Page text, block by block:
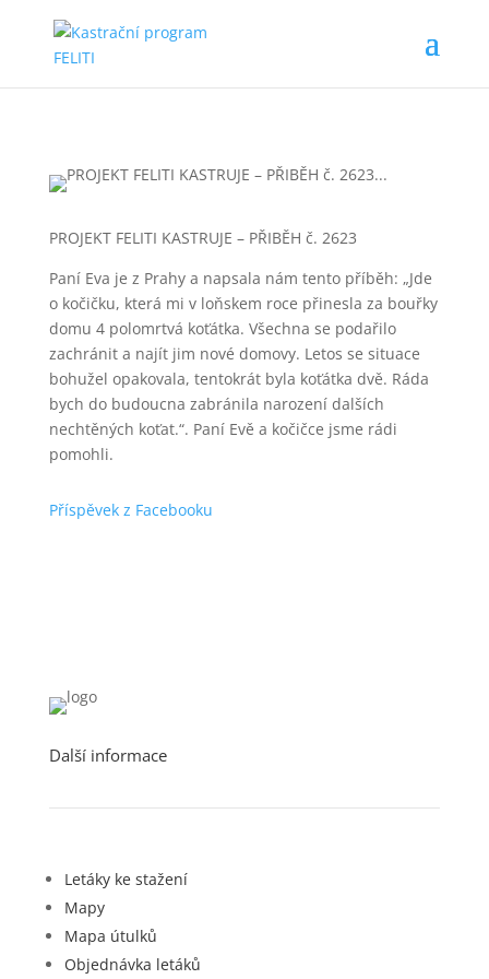
PROJEKT FELITI KASTRUJE – PŘIBĚH č. 2623
Paní Eva je z Prahy a napsala nám tento příběh: „Jde
o kočičku, která mi v loňskem roce přinesla za bouřky
domu 4 polomrtvá koťátka. Všechna se podařilo
zachránit a najít jim nové domovy. Letos se situace
bohužel opakovala, tentokrát byla koťátka dvě. Ráda
bych do budoucna zabránila narození dalších
nechtěných koťat.“. Paní Evě a kočičce jsme rádi
pomohli.
Příspěvek z Facebooku
Další informace
Letáky ke stažení
Mapy
Mapa útulků
Objednávka letáků